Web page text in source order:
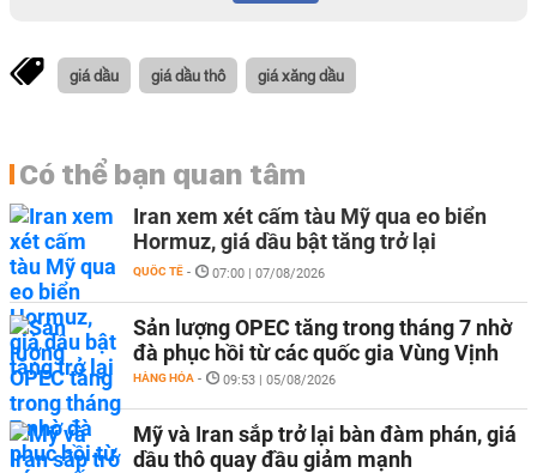
giá dầu giá dầu thô giá xăng dầu
Có thể bạn quan tâm
Iran xem xét cấm tàu Mỹ qua eo biển
Hormuz, giá dầu bật tăng trở lại
QUỐC TẾ - 07:00 | 07/08/2026
Sản lượng OPEC tăng trong tháng 7 nhờ
đà phục hồi từ các quốc gia Vùng Vịnh
HÀNG HÓA - 09:53 | 05/08/2026
Mỹ và Iran sắp trở lại bàn đàm phán, giá
dầu thô quay đầu giảm mạnh